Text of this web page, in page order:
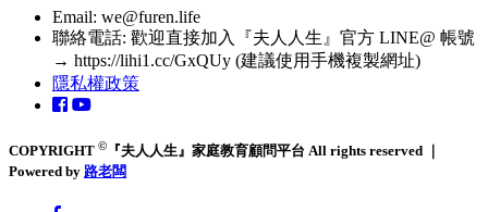
Email: we@furen.life
聯絡電話: 歡迎直接加入『夫人人生』官方 LINE@ 帳號
→ https://lihi1.cc/GxQUy (建議使用手機複製網址)
隱私權政策
COPYRIGHT ©
『夫人人生』家庭教育顧問平台 All rights reserved ｜
Powered by 路老闆